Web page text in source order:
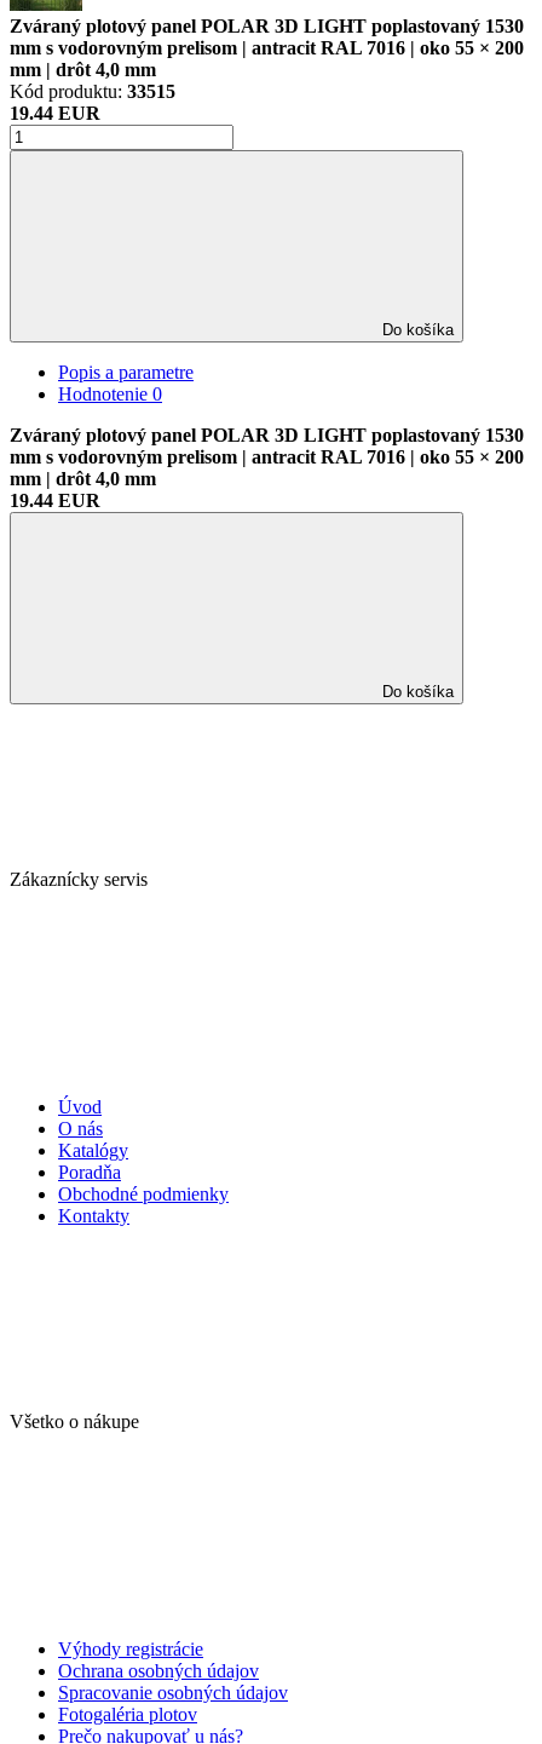
Zváraný plotový panel POLAR 3D LIGHT poplastovaný 1530
mm s vodorovným prelisom | antracit RAL 7016 | oko 55 × 200
mm | drôt 4,0 mm
Kód produktu: 33515
19.44 EUR
Do košíka
Popis a parametre
Hodnotenie 0
Zváraný plotový panel POLAR 3D LIGHT poplastovaný 1530
mm s vodorovným prelisom | antracit RAL 7016 | oko 55 × 200
mm | drôt 4,0 mm
19.44 EUR
Do košíka
Zákaznícky servis
Úvod
O nás
Katalógy
Poradňa
Obchodné podmienky
Kontakty
Všetko o nákupe
Výhody registrácie
Ochrana osobných údajov
Spracovanie osobných údajov
Fotogaléria plotov
Prečo nakupovať u nás?